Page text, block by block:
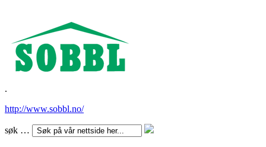
.
http://www.sobbl.no/
søk …